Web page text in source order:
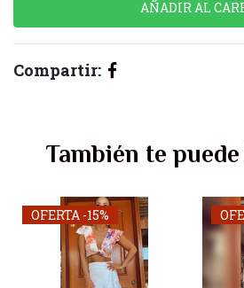
Compartir:
También te
OFERTA -15%